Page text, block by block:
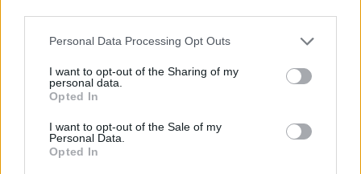
Please note that this website/app uses one or more Google
not limited to your visit or usage behaviour. You may click to
grant or deny consent to Google and its third-party tags to
use your data for below specified purposes in below Google
consent section.
Personal Data Processing Opt Outs
I want to opt-out of the Sharing of my
personal data.
Opted In
I want to opt-out of the Sale of my
Personal Data.
Opted In
AUTORE
AiAdhubMedia